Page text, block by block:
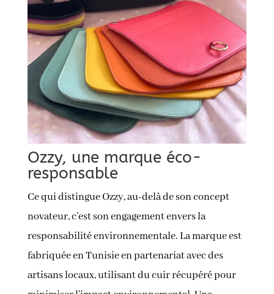
Ozzy, une marque éco-
responsable
Ce qui distingue Ozzy, au-delà de son concept
novateur, c’est son engagement envers la
responsabilité environnementale. La marque est
fabriquée en Tunisie en partenariat avec des
artisans locaux, utilisant du cuir récupéré pour